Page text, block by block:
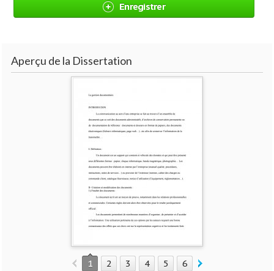
Enregistrer
Aperçu de la Dissertation
1 2 3 4 5 6 7